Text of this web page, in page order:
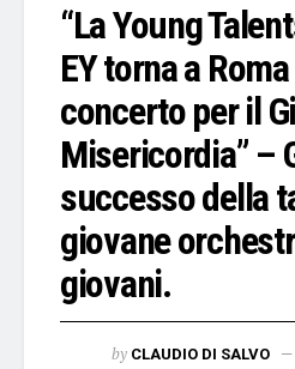
“La Young
EY torna a
concerto per il
Misericordia” –
successo della
giovane
giovani.
by CLAUDIO DI SALVO